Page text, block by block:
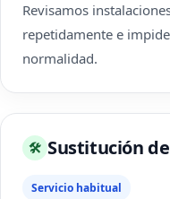
Revisamos
repetidamente e
normalidad.
🛠 Sustitución
Servicio habitual